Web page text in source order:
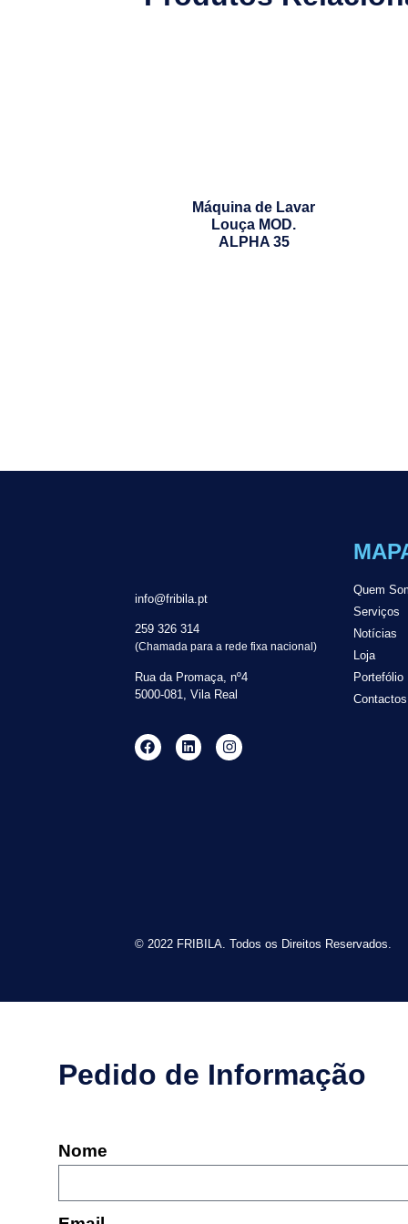
Máquina de Lavar
Louça MOD.
ALPHA 35
info@fribila.pt
259 326 314
(Chamada para a rede fixa nacional)
Rua da Promaça, nº4
5000-081, Vila Real
Quem
Serviços
Notícias
Loja
Portefólio
Contactos
© 2022 FRIBILA. Todos os Direitos Reservados.
Pedido de Informação
Nome